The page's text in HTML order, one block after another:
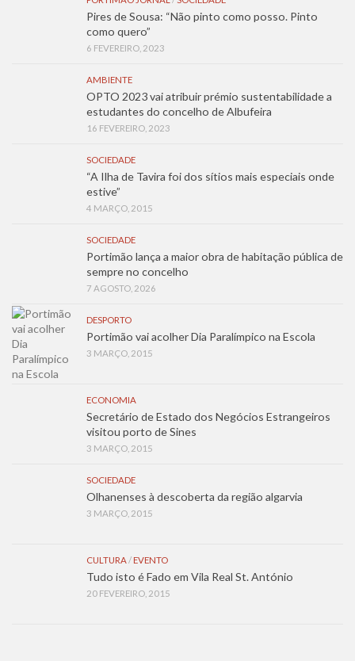
Pires de Sousa: “Não pinto como posso. Pinto
como quero”
6 FEVEREIRO, 2023
AMBIENTE
OPTO 2023 vai atribuir prémio sustentabilidade a
estudantes do concelho de Albufeira
16 FEVEREIRO, 2023
SOCIEDADE
“A Ilha de Tavira foi dos sítios mais especiais onde
estive”
4 MARÇO, 2015
SOCIEDADE
Portimão lança a maior obra de habitação pública de
sempre no concelho
7 AGOSTO, 2026
DESPORTO
Portimão vai acolher Dia Paralímpico na Escola
3 MARÇO, 2015
ECONOMIA
Secretário de Estado dos Negócios Estrangeiros
visitou porto de Sines
3 MARÇO, 2015
SOCIEDADE
Olhanenses à descoberta da região algarvia
3 MARÇO, 2015
CULTURA/ EVENTO
Tudo isto é Fado em Vila Real St. António
20 FEVEREIRO, 2015